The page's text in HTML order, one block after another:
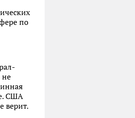
по
не
США
верит.